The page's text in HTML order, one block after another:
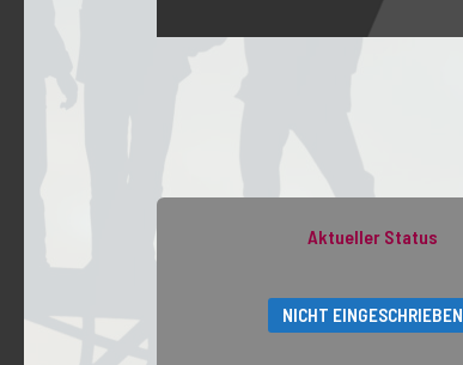
Aktueller Status
NICHT EINGESCHRIEBEN